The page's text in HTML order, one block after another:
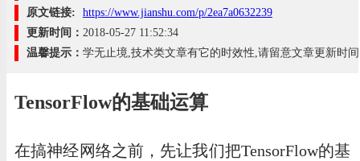
原文链接:
https://www.jianshu.com/p/2ea7a0632239
更新时间： 2018-05-27 11:52:34
温馨提示： 学无止境,技术类文章有它的时效性,请留意文章更新时
TensorFlow的基础运算
在搞神经网络之前，先让我们把TensorFlow的基